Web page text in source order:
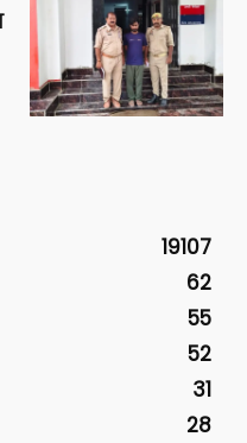
19107
62
55
52
31
28